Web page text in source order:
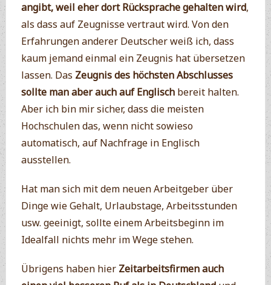
angibt, weil eher dort Rücksprache gehalten wird,
als dass auf Zeugnisse vertraut wird. Von den
Erfahrungen anderer Deutscher weiß ich, dass
kaum jemand einmal ein Zeugnis hat übersetzen
lassen. Das Zeugnis des höchsten Abschlusses
sollte man aber auch auf Englischbereit halten.
Aber ich bin mir sicher, dass die meisten
Hochschulen das, wenn nicht sowieso
automatisch, auf Nachfrage in Englisch
ausstellen.
Hat man sich mit dem neuen Arbeitgeber über
Dinge wie Gehalt, Urlaubstage, Arbeitsstunden
usw. geeinigt, sollte einem Arbeitsbeginn im
Idealfall nichts mehr im Wege stehen.
Übrigens haben hier Zeitarbeitsfirmen auch